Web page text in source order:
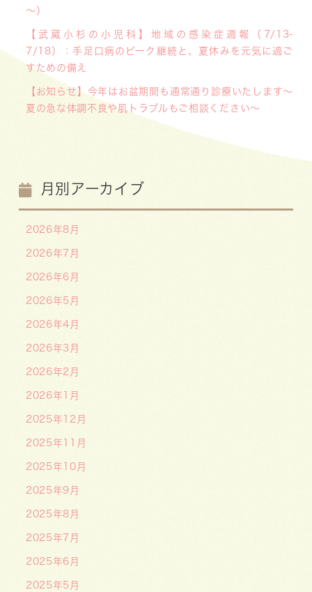
～）
【武蔵小杉の小児科】地域の感染症週報（7/13-
7/18）：手足口病のピーク継続と、夏休みを元気に過ご
すための備え
【お知らせ】今年はお盆期間も通常通り診療いたします〜
夏の急な体調不良や肌トラブルもご相談ください〜
月別アーカイブ
2026年8月
2026年7月
2026年6月
2026年5月
2026年4月
2026年3月
2026年2月
2026年1月
2025年12月
2025年11月
2025年10月
2025年9月
2025年8月
2025年7月
2025年6月
2025年5月